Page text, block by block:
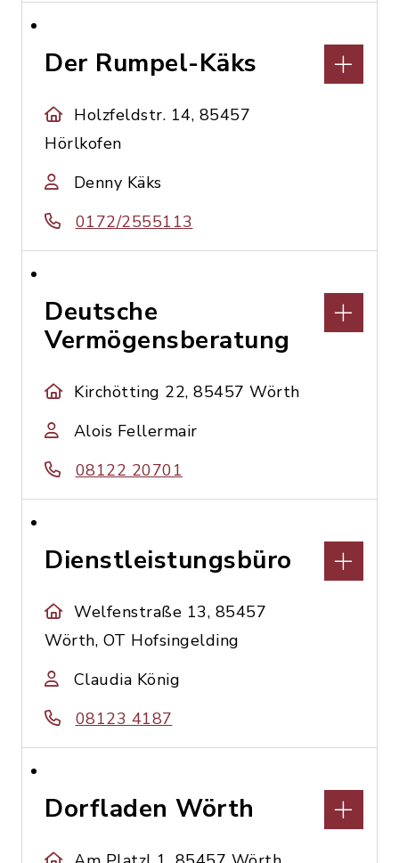
Der Rumpel-Käks
Holzfeldstr. 14, 85457
Hörlkofen
Denny Käks
0172/2555113
Deutsche
Vermögensberatung
Kirchötting 22, 85457 Wörth
Alois Fellermair
08122 20701
Dienstleistungsbüro
Welfenstraße 13, 85457
Wörth, OT Hofsingelding
Claudia König
08123 4187
Dorfladen Wörth